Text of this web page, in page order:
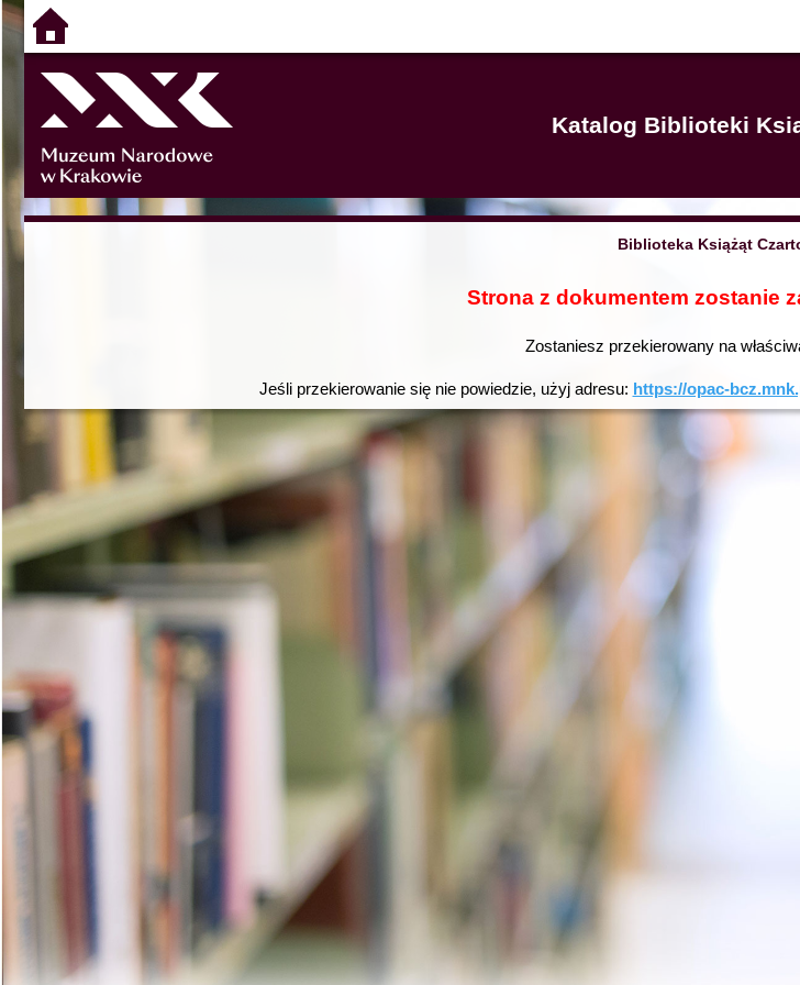
Katalog Biblioteki
Biblioteka Książąt
Strona z dokumentem zostanie
Zostaniesz przekierowany na
Jeśli przekierowanie się nie powiedzie, użyj adresu: https://opac-